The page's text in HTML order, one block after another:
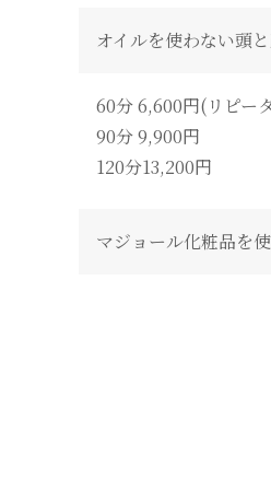
オイルを使わない頭
60分 6,600円(リピー
90分 9,900円
120分13,200円
マジョール化粧品を